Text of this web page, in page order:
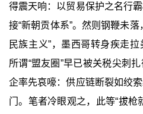
得震天响：以贸易保护之名行
接“新朝贡体系”。然则钢鞭未
民族主义”，墨西哥转身疾走
所谓“盟友圈”早已被关税尖刺
企率先哀嚎：供应链断裂如绞
门。笔者冷眼观之，此等“拔枪